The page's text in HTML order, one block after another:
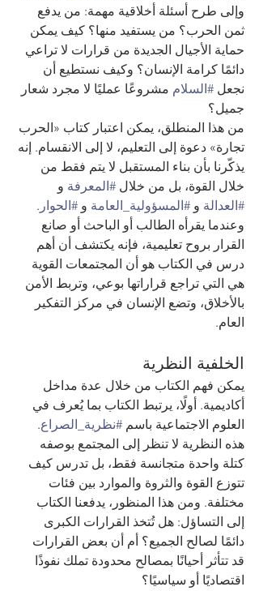
وإلى طرح أسئلة أخلاقية مهمة: من يدفع
ثمن الحرب؟ من يستفيد منها؟ كيف يمكن
حماية الأجيال الجديدة من قرارات لا تراعي
دائمًا كرامة الإنسان؟ وكيف نستطيع أن
نجعل #السلام مشروعًا عمليًا لا مجرد شعار
جميل؟
من هذا المنطلق، يمكن اعتبار كتاب «الحرب
تجارة» دعوة إلى التعليم، لا إلى الانقسام. إنه
يذكّرنا بأن بناء المستقبل لا يتم فقط من
خلال القوة، بل من خلال #المعرفة و
#العدالة و #المسؤولية_العامة و #الحوار .
وعندما يقرأه الطالب أو الباحث أو صانع
القرار بروح تعليمية، فإنه يكتشف أن أهم
درس في الكتاب هو أن المجتمعات القوية
هي التي تراجع قراراتها بوعي، وتربط الأمن
بالأخلاق، وتضع الإنسان في مركز التفكير
العام.
الخلفية النظرية
يمكن فهم الكتاب من خلال عدة مداخل
أكاديمية. أولًا، يرتبط الكتاب بما يُعرف في
العلوم الاجتماعية باسم #نظرية_الصراع.
هذه النظرية لا تنظر إلى المجتمع بوصفه
كتلة واحدة متجانسة فقط، بل تدرس كيف
تتوزع القوة والثروة والموارد بين فئات
مختلفة. ومن هذا المنظور، يدفعنا الكتاب
إلى التساؤل: هل تُتخذ القرارات الكبرى
دائمًا لصالح الجميع؟ أم أن بعض القرارات
قد تتأثر أحيانًا بمصالح محدودة تملك نفوذًا
اقتصاديًا أو سياسيًا؟